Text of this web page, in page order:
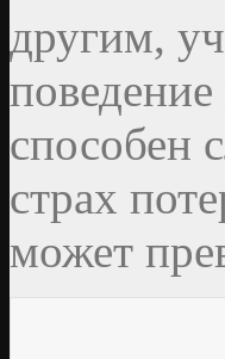
другим,
способен
страх
может